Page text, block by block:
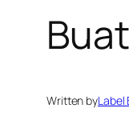
Written byLabel